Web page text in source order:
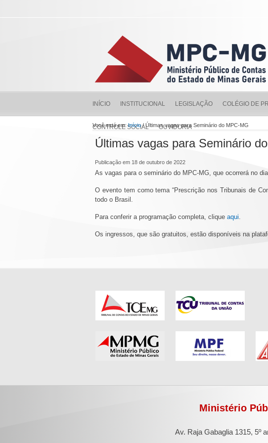
INÍCIO INSTITUCIONAL LEGISLAÇÃO COLÉGIO DE
CONTROLE SOCIAL OUVIDORIA
Você está em:Início/ Últimas vagas para Seminário do MPC-MG
Últimas vagas para Seminário
Publicação em 18 de outubro de 2022
As vagas para o seminário do MPC-MG, que ocorrerá no
O evento tem como tema “Prescrição nos Tribunais de
todo o Brasil.
Para conferir a programação completa, clique aqui.
Os ingressos, que são gratuitos, estão disponíveis na
Ministério
Av. Raja Gabaglia 1315, 5º